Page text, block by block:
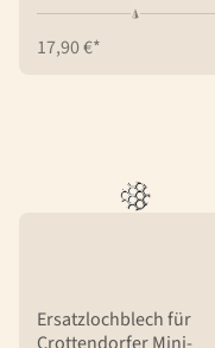
17,90 €*
Ersatzlochblech für